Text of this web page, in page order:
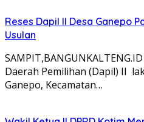
Reses Dapil II Desa Ganepo
Usulan
Daerah Pemilihan (Dapil) II
Ganepo, Kecamatan…